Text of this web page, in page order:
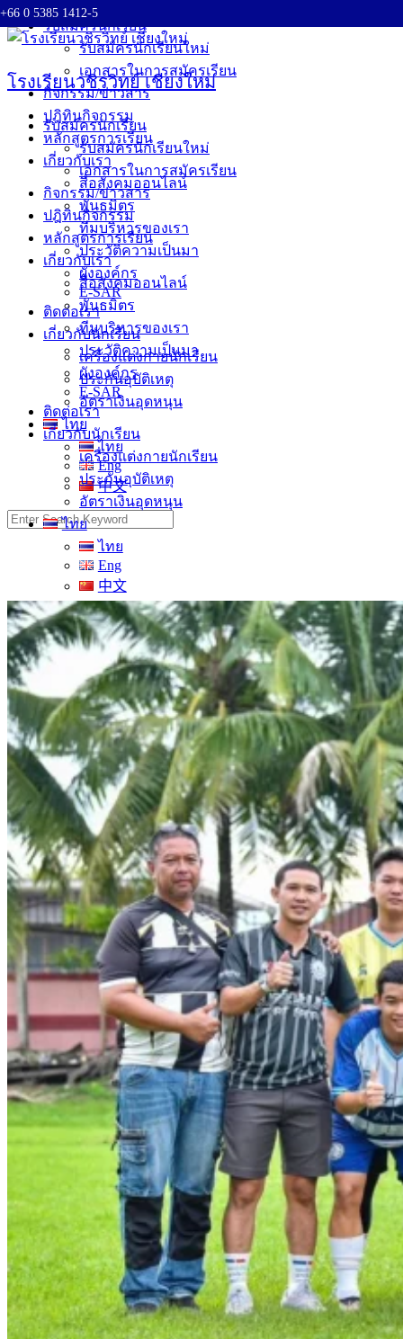
Skip
to
+66 0 5385 1412-5
โรงเรียนวชิรวิทย์ เชียงใหม่
รับสมัครนักเรียน
รับสมัครนักเรียนใหม่
เอกสารในการสมัครเรียน
กิจกรรม/ข่าวสาร
ปฎิทินกิจกรรม
หลักสูตรการเรียน
เกี่ยวกับเรา
สื่อสังคมออนไลน์
พันธมิตร
ทีมบริหารของเรา
ประวัติความเป็นมา
ผังองค์กร
E-SAR
ติดต่อเรา
เกี่ยวกับนักเรียน
เครื่องแต่งกายนักเรียน
ประกันอุบัติเหตุ
อัตราเงินอุดหนุน
ไทย
ไทย
Eng
中文
รับสมัครนักเรียน
รับสมัครนักเรียนใหม่
เอกสารในการสมัครเรียน
กิจกรรม/ข่าวสาร
ปฎิทินกิจกรรม
หลักสูตรการเรียน
เกี่ยวกับเรา
สื่อสังคมออนไลน์
พันธมิตร
ทีมบริหารของเรา
ประวัติความเป็นมา
ผังองค์กร
E-SAR
ติดต่อเรา
เกี่ยวกับนักเรียน
เครื่องแต่งกายนักเรียน
ประกันอุบัติเหตุ
อัตราเงินอุดหนุน
ไทย
ไทย
Eng
中文
Search
for: